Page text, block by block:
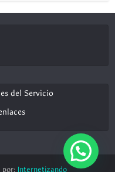
del Servicio
Internetizando